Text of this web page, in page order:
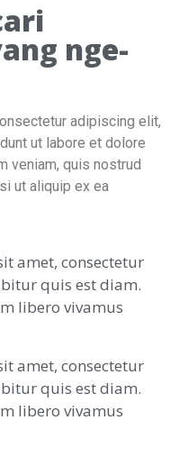
nge-
adipiscing elit,
ut labore et dolore
veniam, quis nostrud
ut aliquip ex ea
amet, consectetur
quis est diam.
libero vivamus
amet, consectetur
quis est diam.
libero vivamus